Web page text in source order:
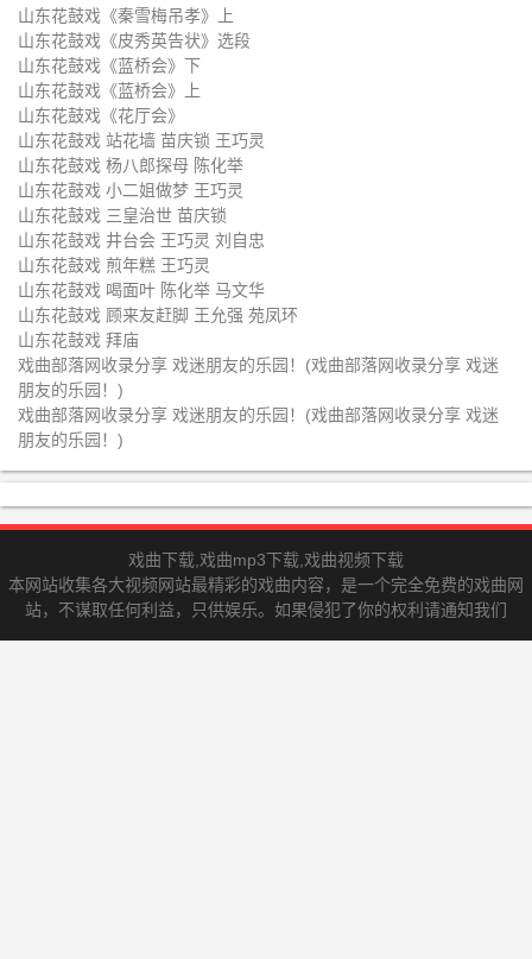
山东花鼓戏《秦雪梅吊孝》上
山东花鼓戏《皮秀英告状》选段
山东花鼓戏《蓝桥会》下
山东花鼓戏《蓝桥会》上
山东花鼓戏《花厅会》
山东花鼓戏 站花墙 苗庆锁 王巧灵
山东花鼓戏 杨八郎探母 陈化举
山东花鼓戏 小二姐做梦 王巧灵
山东花鼓戏 三皇治世 苗庆锁
山东花鼓戏 井台会 王巧灵 刘自忠
山东花鼓戏 煎年糕 王巧灵
山东花鼓戏 喝面叶 陈化举 马文华
山东花鼓戏 顾来友赶脚 王允强 苑凤环
山东花鼓戏 拜庙
戏曲部落网收录分享 戏迷朋友的乐园！(戏曲部落网收录分享 戏迷
朋友的乐园！)
戏曲部落网收录分享 戏迷朋友的乐园！(戏曲部落网收录分享 戏迷
朋友的乐园！)
戏曲下载,戏曲mp3下载,戏曲视频下载
本网站收集各大视频网站最精彩的戏曲内容，是一个完全免费的戏曲网
站，不谋取任何利益，只供娱乐。如果侵犯了你的权利请通知我们